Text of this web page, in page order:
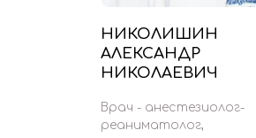
НИКОЛИШИН
АЛЕКСАНДР
НИКОЛАЕВИЧ
Врач - анестезиолог-
реаниматолог,